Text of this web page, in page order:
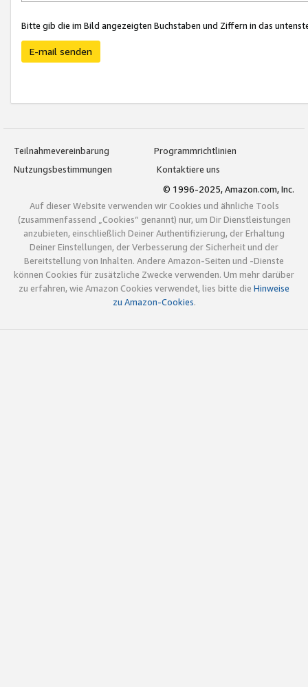
Bitte gib die im Bild angezeigten Buchstaben und Ziffern in das
E-mail senden
Teilnahmevereinbarung
Programmrichtlinien
Nutzungsbestimmungen
Kontaktiere uns
© 1996-2025, Amazon.com, Inc.
Auf dieser Website verwenden wir Cookies und ähnliche Tools
(zusammenfassend „Cookies“ genannt) nur, um Dir Dienstleistungen
anzubieten, einschließlich Deiner Authentifizierung, der Erhaltung
Deiner Einstellungen, der Verbesserung der Sicherheit und der
Bereitstellung von Inhalten. Andere Amazon-Seiten und -Dienste
können Cookies für zusätzliche Zwecke verwenden. Um mehr darüber
zu erfahren, wie Amazon Cookies verwendet, lies bitte die Hinweise
zu Amazon-Cookies.